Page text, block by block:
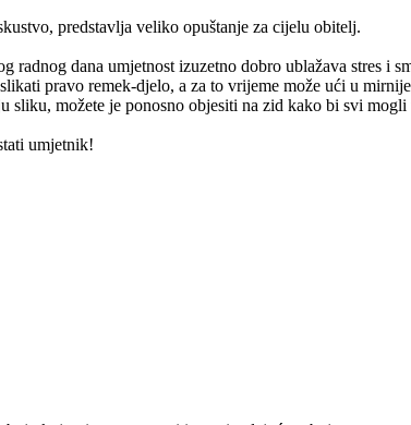
predstavlja veliko opuštanje za cijelu obitelj.
radnog dana umjetnost izuzetno dobro ublažava stres i
pravo remek-djelo, a za to vrijeme može ući u
sliku, možete je ponosno objesiti na zid kako bi svi
umjetnik!